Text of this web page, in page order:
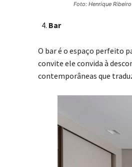
Foto: Henrique Ribeiro
Bar
O bar é o espaço perfeito
convite ele convida à
contemporâneas que